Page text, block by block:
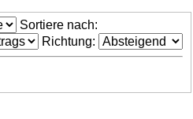
Sortiere nach:
Richtung: